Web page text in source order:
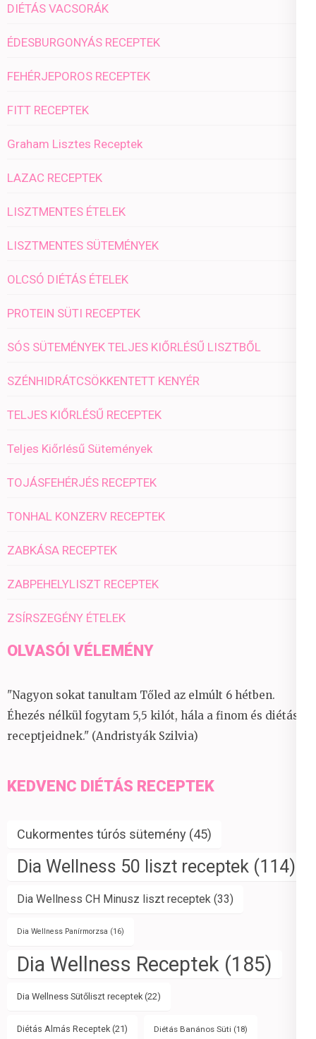
DIÉTÁS VACSORÁK
ÉDESBURGONYÁS RECEPTEK
FEHÉRJEPOROS RECEPTEK
FITT RECEPTEK
Graham Lisztes Receptek
LAZAC RECEPTEK
LISZTMENTES ÉTELEK
LISZTMENTES SÜTEMÉNYEK
OLCSÓ DIÉTÁS ÉTELEK
PROTEIN SÜTI RECEPTEK
SÓS SÜTEMÉNYEK TELJES KIŐRLÉSŰ LISZTBŐL
SZÉNHIDRÁTCSÖKKENTETT KENYÉR
TELJES KIŐRLÉSŰ RECEPTEK
Teljes Kiőrlésű Sütemények
TOJÁSFEHÉRJÉS RECEPTEK
TONHAL KONZERV RECEPTEK
ZABKÁSA RECEPTEK
ZABPEHELYLISZT RECEPTEK
ZSÍRSZEGÉNY ÉTELEK
OLVASÓI VÉLEMÉNY
"Nagyon sokat tanultam Tőled az elmúlt 6 hétben.
Éhezés nélkül fogytam 5,5 kilót, hála a finom és diétás
receptjeidnek." (Andristyák Szilvia)
KEDVENC DIÉTÁS RECEPTEK
Cukormentes túrós sütemény (45)
Dia Wellness 50 liszt receptek (114)
Dia Wellness CH Minusz liszt receptek (33)
Dia Wellness Panírmorzsa (16)
Dia Wellness Receptek (185)
Dia Wellness Sütőliszt receptek (22)
Diétás Almás Receptek (21) Diétás Banános Süti (18)